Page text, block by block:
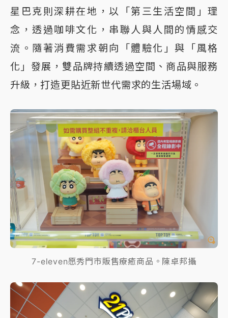
星巴克則深耕在地，以「第三生活空間」理
念，透過咖啡文化，串聯人與人間的情感交
流。隨著消費需求朝向「體驗化」與「風格
化」發展，雙品牌持續透過空間、商品與服務
升級，打造更貼近新世代需求的生活場域。
7-eleven愿秀門市販售療癒商品。陳卓邦攝